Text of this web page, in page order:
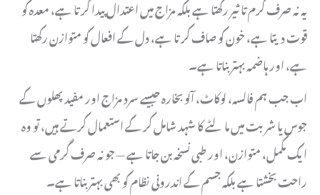
یہ نہ صرف گرم تاثیر رکھتا ہے بلکہ مزاج میں اعتدال پیدا کرتا ہے، معدہ کو
قوت دیتا ہے، خون کو صاف کرتا ہے، دل کے افعال کو متوازن رکھتا
ہے، اور ہاضمہ بہتر بناتا ہے۔
اب جب ہم فالسہ، لوکاٹ، آلو بخارہ جیسے سرد مزاج اور مفید پھلوں کے
جوس یا شربت میں مالٹے کا شہد شامل کر کے استعمال کرتے ہیں، تو وہ
ایک مکمل، متوازن، اور طبی نسخہ بن جاتا ہے — جو نہ صرف گرمی سے
راحت بخشتا ہے بلکہ جسم کے اندرونی نظام کو بھی بہتر بناتا ہے۔